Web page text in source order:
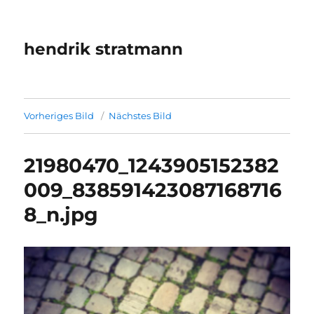
hendrik stratmann
Vorheriges Bild Nächstes Bild
21980470_1243905152382
009_838591423087168716
8_n.jpg